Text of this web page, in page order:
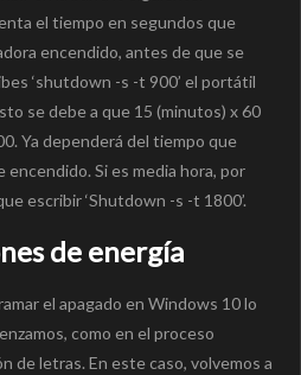
el tiempo en segundos que
encendido, antes de que se
‘shutdown -s -t 900’ el portátil
se debe a que 15 (minutos) x 60
Ya dependerá del tiempo que
Si es media hora, por
escribir ‘Shutdown -s -t 1800’.
de energía
el apagado en Windows 10 lo
como en el proceso
de letras. En este caso, volvemos a